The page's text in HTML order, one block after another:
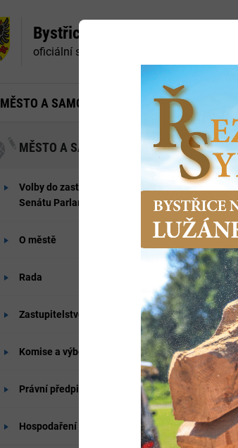
MĚSTO A SAMOSPRÁVA
Bystřice nad Pernštejnem
oficiální stránky města
MĚSTO A SAMOSPRÁVA
Volby do zastupitelstev obcí a
Senátu Parlamentu ČR 2026
O městě
Rada
Zastupitelstvo
Komise a výbory
Právní předpisy
Hospodaření města
Domů
NAD
pro